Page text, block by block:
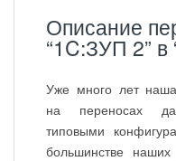
Описание
“1C:ЗУП 2” в
Уже много лет наша
на переносах
типовыми
большинстве